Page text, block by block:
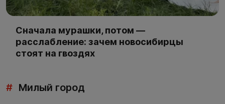
Сначала мурашки, потом —
расслабление: зачем новосибирцы
стоят на гвоздях
# Милый город